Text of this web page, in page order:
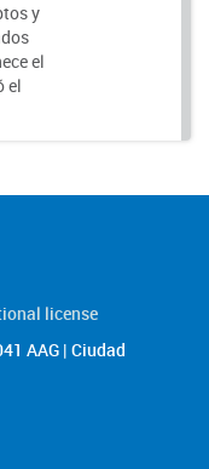
y
el
el
license
AAG | Ciudad